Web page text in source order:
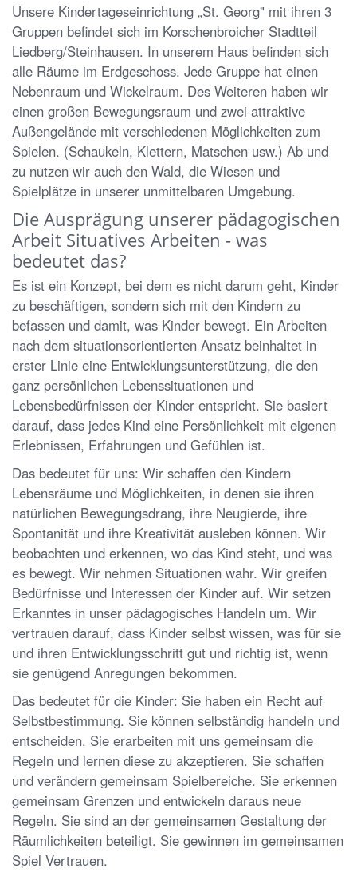
Unsere Kindertageseinrichtung „St. Georg" mit ihren 3
Gruppen befindet sich im Korschenbroicher Stadtteil
Liedberg/Steinhausen. In unserem Haus befinden sich
alle Räume im Erdgeschoss. Jede Gruppe hat einen
Nebenraum und Wickelraum. Des Weiteren haben wir
einen großen Bewegungsraum und zwei attraktive
Außengelände mit verschiedenen Möglichkeiten zum
Spielen. (Schaukeln, Klettern, Matschen usw.) Ab und
zu nutzen wir auch den Wald, die Wiesen und
Spielplätze in unserer unmittelbaren Umgebung.
Die Ausprägung unserer pädagogischen
Arbeit Situatives Arbeiten - was
bedeutet das?
Es ist ein Konzept, bei dem es nicht darum geht, Kinder
zu beschäftigen, sondern sich mit den Kindern zu
befassen und damit, was Kinder bewegt. Ein Arbeiten
nach dem situationsorientierten Ansatz beinhaltet in
erster Linie eine Entwicklungsunterstützung, die den
ganz persönlichen Lebenssituationen und
Lebensbedürfnissen der Kinder entspricht. Sie basiert
darauf, dass jedes Kind eine Persönlichkeit mit eigenen
Erlebnissen, Erfahrungen und Gefühlen ist.
Das bedeutet für uns: Wir schaffen den Kindern
Lebensräume und Möglichkeiten, in denen sie ihren
natürlichen Bewegungsdrang, ihre Neugierde, ihre
Spontanität und ihre Kreativität ausleben können. Wir
beobachten und erkennen, wo das Kind steht, und was
es bewegt. Wir nehmen Situationen wahr. Wir greifen
Bedürfnisse und Interessen der Kinder auf. Wir setzen
Erkanntes in unser pädagogisches Handeln um. Wir
vertrauen darauf, dass Kinder selbst wissen, was für sie
und ihren Entwicklungsschritt gut und richtig ist, wenn
sie genügend Anregungen bekommen.
Das bedeutet für die Kinder: Sie haben ein Recht auf
Selbstbestimmung. Sie können selbständig handeln und
entscheiden. Sie erarbeiten mit uns gemeinsam die
Regeln und lernen diese zu akzeptieren. Sie schaffen
und verändern gemeinsam Spielbereiche. Sie erkennen
gemeinsam Grenzen und entwickeln daraus neue
Regeln. Sie sind an der gemeinsamen Gestaltung der
Räumlichkeiten beteiligt. Sie gewinnen im gemeinsamen
Spiel Vertrauen.